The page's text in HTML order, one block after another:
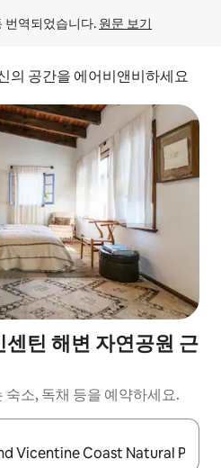
번역되었습니다. 원문 보기
의 공간을 에어비앤비하세요
틴 해변 자연공원 근
소, 독채 등을 예약하세요.
표 키를 사용하거나 터치 또는 스와이